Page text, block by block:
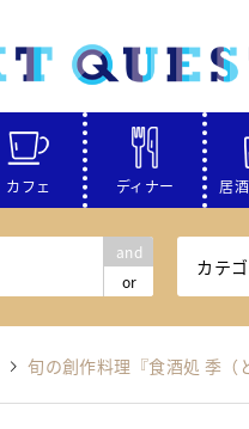
カフェ ディナー 居
and
or
カテ
旬の創作料理『食酒処 季（